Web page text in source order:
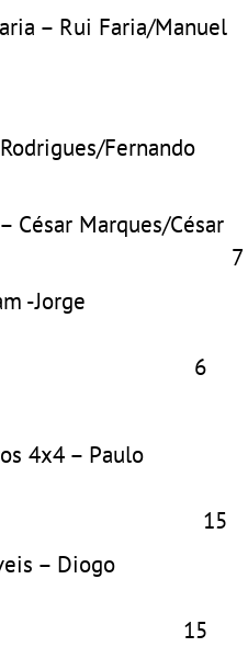
– Rui Faria/Manuel
Fernando
Marques/César
7
-Jorge
6
– Paulo
15
– Diogo
15